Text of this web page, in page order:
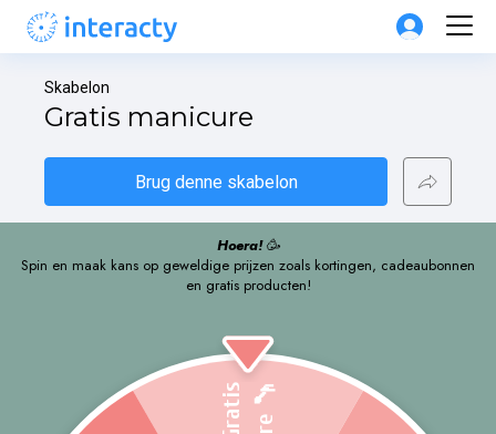
Skabelon
Gratis manicure
Brug denne skabelon